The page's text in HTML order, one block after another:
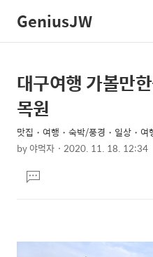
GeniusJW
상
세
컨
텐
본
문
제
목
대구여행 가볼만
목원
맛집・여행・숙박/풍경・일상・여
by야먹자 2020. 11. 18. 12:34
문댓
글